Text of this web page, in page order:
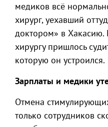
медиков всё
хирург, уехавший
доктором» в Хакасию.
хирургу пришлось
которую он устроился.
Зарплаты и медики
Отмена
только сотрудников